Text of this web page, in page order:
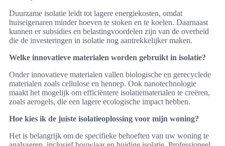
Duurzame isolatie leidt tot lagere energiekosten, omdat
huiseigenaren minder hoeven te stoken en te koelen. Daarnaast
kunnen er subsidies en belastingvoordelen zijn van de overheid
die de investeringen in isolatie nog aantrekkelijker maken.
Welke innovatieve materialen worden gebruikt in isolatie?
Onder innovatieve materialen vallen biologische en gerecyclede
materialen zoals cellulose en hennep. Ook nanotechnologie
maakt het mogelijk om efficiëntere isolatiematerialen te creëren,
zoals aerogels, die een lagere ecologische impact hebben.
Hoe kies ik de juiste isolatieoplossing voor mijn woning?
Het is belangrijk om de specifieke behoeften van uw woning te